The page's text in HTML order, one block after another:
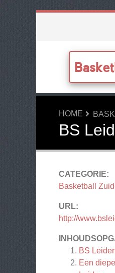
HOME
BS
CATEGORIE:
Basketball
URL:
http://
BS
Een